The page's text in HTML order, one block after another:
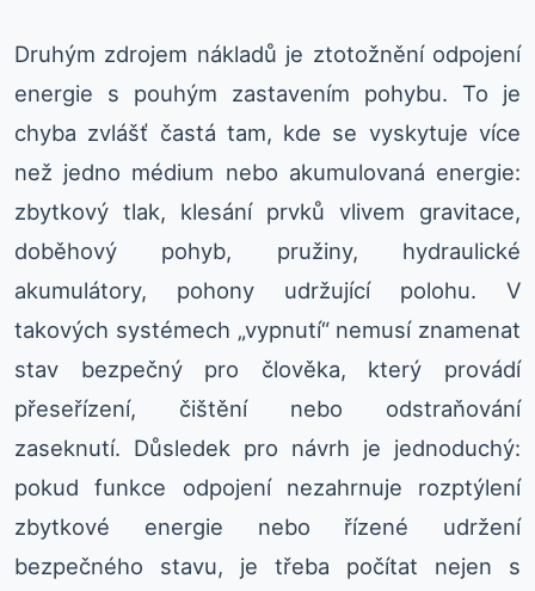
Druhým zdrojem nákladů je ztotožnění odpojení
energie s pouhým zastavením pohybu. To je
chyba zvlášť častá tam, kde se vyskytuje více
než jedno médium nebo akumulovaná energie:
zbytkový tlak, klesání prvků vlivem gravitace,
doběhový pohyb, pružiny, hydraulické
akumulátory, pohony udržující polohu. V
takových systémech „vypnutí“ nemusí znamenat
stav bezpečný pro člověka, který provádí
přeseřízení, čištění nebo odstraňování
zaseknutí. Důsledek pro návrh je jednoduchý:
pokud funkce odpojení nezahrnuje rozptýlení
zbytkové energie nebo řízené udržení
bezpečného stavu, je třeba počítat nejen s